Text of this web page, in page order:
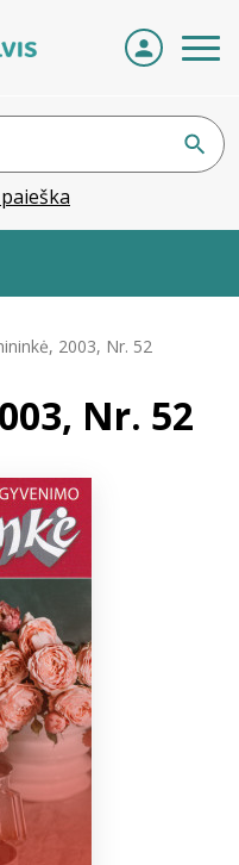
+370 667 80 541
info@elvislab.lt
2003, Nr. 52
Nr. 52